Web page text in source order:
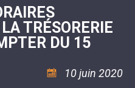
TRÉSORERIE
DU 15
10 juin 2020